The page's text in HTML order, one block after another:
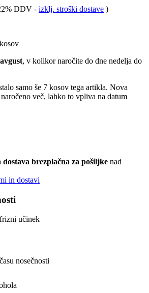
DDV - izklj. stroški dostave )
, v kolikor naročite do dne nedelja do
samo še 7 kosov tega artikla. Nova
več, lahko to vpliva na datum
brezplačna za pošiljke nad
in dostavi
učinek
nosečnosti